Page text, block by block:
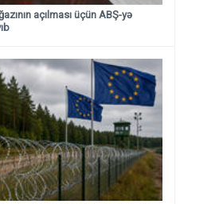
açılması üçün ABŞ-yə